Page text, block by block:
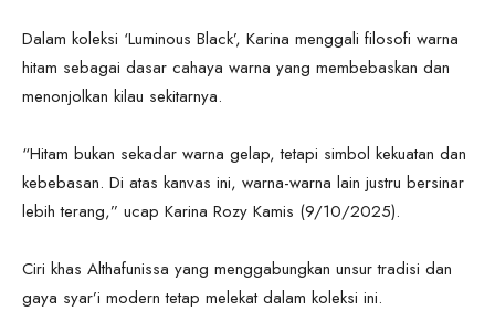
Dalam koleksi ‘Luminous Black’, Karina menggali filosofi warna
hitam sebagai dasar cahaya warna yang membebaskan dan
menonjolkan kilau sekitarnya.
“Hitam bukan sekadar warna gelap, tetapi simbol kekuatan dan
kebebasan. Di atas kanvas ini, warna-warna lain justru bersinar
lebih terang,” ucap Karina Rozy Kamis (9/10/2025).
Ciri khas Althafunissa yang menggabungkan unsur tradisi dan
gaya syar’i modern tetap melekat dalam koleksi ini.